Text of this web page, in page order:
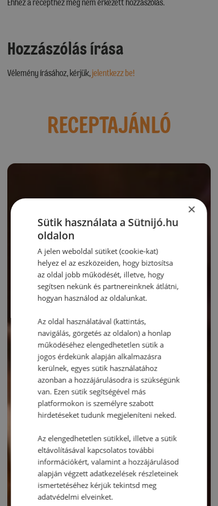
Ehhez a recepthez még nem érkezett hozzászólás.
Hozzászólás írása
Vélemény írásához, kérjük,jelentkezz be!
RECEPTAJÁNLÓ
×
Sütik használata a Sütnijó.hu
oldalon
A jelen weboldal sütiket (cookie-kat)
helyez el az eszközeiden, hogy biztosítsa
az oldal jobb működését, illetve, hogy
segítsen nekünk és partnereinknek átlátni,
hogyan használod az oldalunkat.
Az oldal használatával (kattintás,
navigálás, görgetés az oldalon) a honlap
működéséhez elengedhetetlen sütik a
jogos érdekünk alapján alkalmazásra
kerülnek, egyes sütik használatához
azonban a hozzájárulásodra is szükségünk
van. Ezen sütik segítségével más
platformokon is személyre szabott
hirdetéseket tudunk megjeleníteni neked.
Az elengedhetetlen sütikkel, illetve a sütik
eltávolításával kapcsolatos további
információkért, valamint a hozzájárulásod
alapján végzett adatkezelések részleteinek
ismertetéséhez kérjük tekintsd meg
adatvédelmi elveinket.